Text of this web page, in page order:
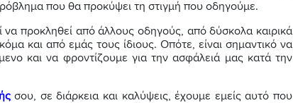
που θα προκύψει τη στιγμή που οδηγούμε.
προκληθεί από άλλους οδηγούς, από δύσκολα καιρικά
και από εμάς τους ίδιους. Οπότε, είναι σημαντικό να
και να φροντίζουμε για την ασφάλειά μας κατά την
σου, σε διάρκεια και καλύψεις, έχουμε εμείς αυτό που